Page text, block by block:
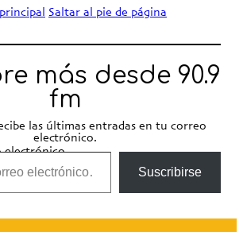
Saltar al pie de página
más desde 90.9
fm
las últimas entradas en tu correo
electrónico.
electrónico…
Suscribirse